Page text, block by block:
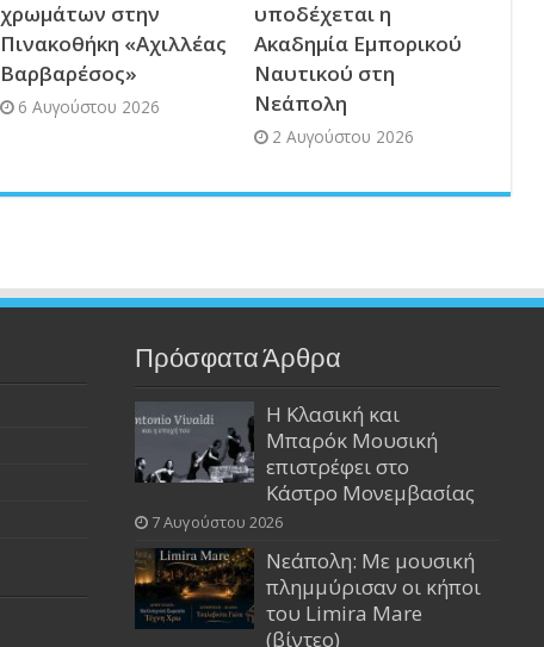
χρωμάτων στην
Πινακοθήκη «Αχιλλέας
Βαρβαρέσος»
6 Αυγούστου 2026
υποδέχεται η
Ακαδημία Εμπορικού
Ναυτικού στη
Νεάπολη
2 Αυγούστου 2026
Πρόσφατα Άρθρα
Η Κλασική και
Μπαρόκ Μουσική
επιστρέφει στο
Κάστρο Μονεμβασίας
7 Αυγούστου 2026
Νεάπολη: Με μουσική
πλημμύρισαν οι κήποι
του Limira Mare
(βίντεο)